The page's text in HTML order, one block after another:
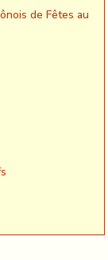
de Fêtes au